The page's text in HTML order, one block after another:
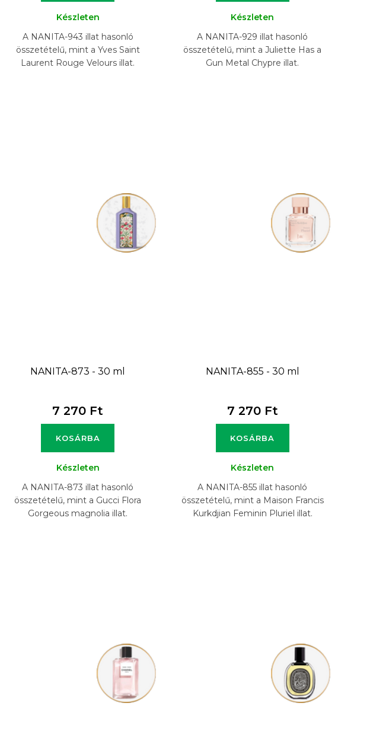
Készleten
A NANITA-943 illat hasonló
összetételű, mint a Yves Saint
Laurent Rouge Velours illat.
Készleten
A NANITA-929 illat hasonló
összetételű, mint a Juliette Has a
Gun Metal Chypre illat.
NANITA-873 - 30 ml
7 270 Ft
KOSÁRBA
Készleten
A NANITA-873 illat hasonló
összetételű, mint a Gucci Flora
Gorgeous magnolia illat.
NANITA-855 - 30 ml
7 270 Ft
KOSÁRBA
Készleten
A NANITA-855 illat hasonló
összetételű, mint a Maison Francis
Kurkdjian Feminin Pluriel illat.